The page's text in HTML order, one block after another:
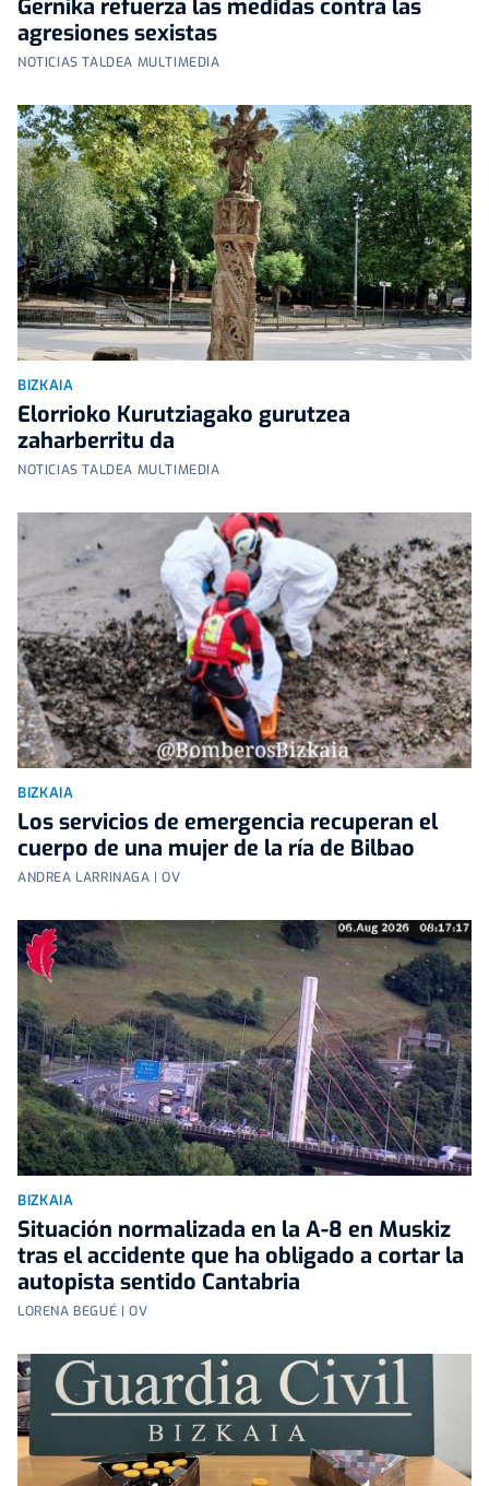
Gernika refuerza las medidas contra las
agresiones sexistas
NOTICIAS TALDEA MULTIMEDIA
BIZKAIA
Elorrioko Kurutziagako gurutzea
zaharberritu da
NOTICIAS TALDEA MULTIMEDIA
BIZKAIA
Los servicios de emergencia recuperan el
cuerpo de una mujer de la ría de Bilbao
ANDREA LARRINAGA | OV
BIZKAIA
Situación normalizada en la A-8 en Muskiz
tras el accidente que ha obligado a cortar la
autopista sentido Cantabria
LORENA BEGUÉ | OV